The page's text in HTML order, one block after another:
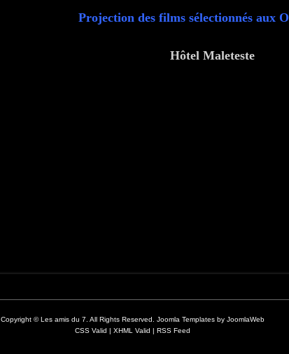
Projection des films sélectionnés aux
Hôtel Maleteste
Copyright © Les amis du 7. All Rights Reserved. Joomla Templatesby JoomlaWeb
CSS Valid | XHML Valid | RSS Feed